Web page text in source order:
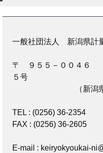
一般社団法人 新潟県計
〒 ９５５－００４６
５号
（新潟県三条
TEL : (0256) 36-2354
FAX : (0256) 36-2605
E-mail : keiryokyoukai-